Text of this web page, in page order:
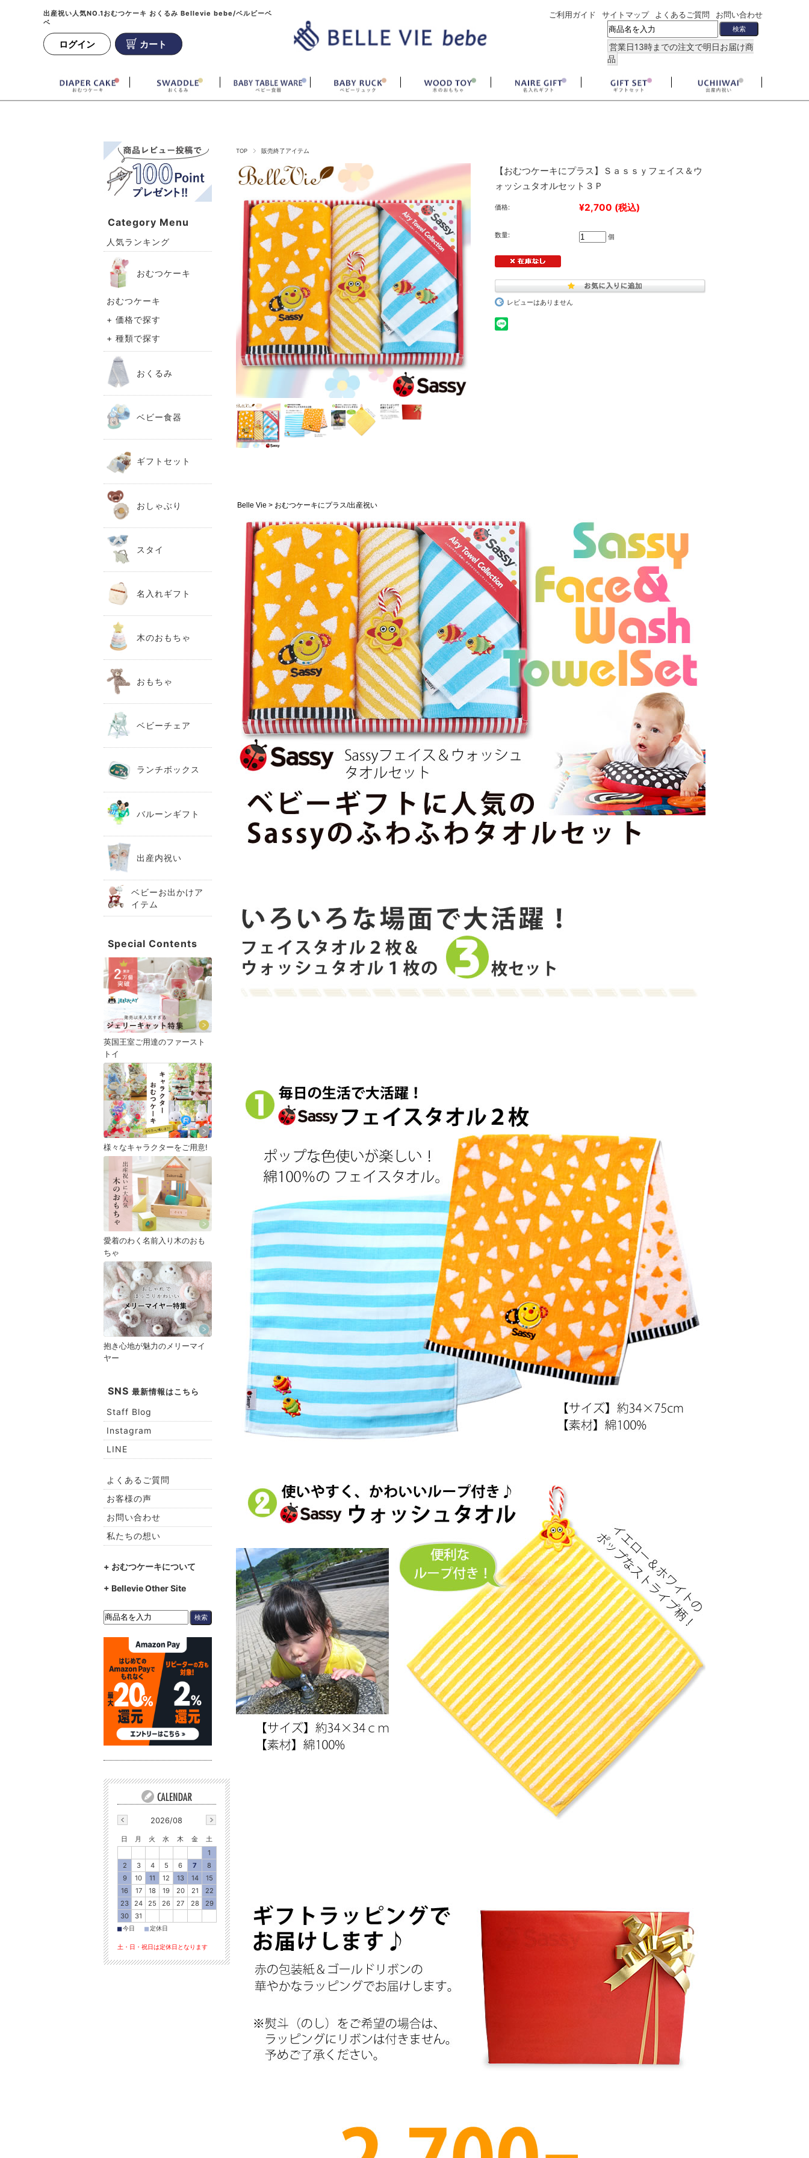
出産祝い人気NO.1おむつケーキ おくるみ Bellevie bebe/ベルビーベ
ベ
ログイン カート
ご利用ガイド サイトマップ よくあるご質問 お問い合わせ
営業日13時までの注文で明日お届け商
品
TOP 販売終了アイテム
【おむつケーキにプラス】Ｓａｓｓｙフェイス＆ウ
ォッシュタオルセット３Ｐ
価格: ¥2,700 (税込)
数量: 個
レビューはありません
Belle Vie > おむつケーキにプラス/出産祝い
Category Menu
人気ランキング
おむつケーキ
おむつケーキ
+ 価格で探す
+ 種類で探す
おくるみ
ベビー食器
ギフトセット
おしゃぶり
スタイ
名入れギフト
木のおもちゃ
おもちゃ
ベビーチェア
ランチボックス
バルーンギフト
出産内祝い
ベビーお出かけア
イテム
Special Contents
英国王室ご用達のファースト
トイ
様々なキャラクターをご用意!
愛着のわく名前入り木のおも
ちゃ
抱き心地が魅力のメリーマイ
ヤー
SNS 最新情報はこちら
Staff Blog
Instagram
LINE
よくあるご質問
お客様の声
お問い合わせ
私たちの想い
+ おむつケーキについて
+ Bellevie Other Site
2026/08
日 月 火 水 木 金
土
1
2
3 4 5 6 7
8
9
10 11 12 13 14
15
16
17 18 19 20 21
22
23
24 25 26 27 28
29
30
31
■今日 ■定休日
土・日・祝日は定休日となります